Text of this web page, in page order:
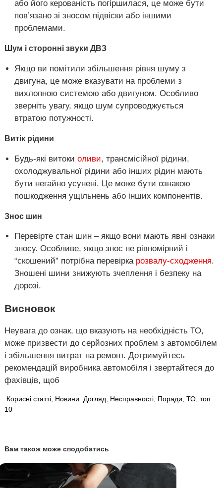
або його керованість погіршилася, це може бути
пов’язано зі зносом підвіски або іншими
проблемами.
Шум і сторонні звуки ДВЗ
Якщо ви помітили збільшення рівня шуму з
двигуна, це може вказувати на проблеми з
вихлопною системою або двигуном. Особливо
зверніть увагу, якщо шум супроводжується
втратою потужності.
Витік рідини
Будь-які витоки оливи, трансмісійної рідини,
охолоджувальної рідини або інших рідин мають
бути негайно усунені. Це може бути ознакою
пошкодження ущільнень або інших компонентів.
Знос шин
Перевірте стан шин – якщо вони мають явні ознаки
зносу. Особливе, якщо знос не рівномірний і
“скошений” потрібна перевірка розвалу-сходження.
Зношені шини знижують зчеплення і безпеку на
дорозі.
Висновок
Неувага до ознак, що вказують на необхідність ТО,
може призвести до серйозних проблем з автомобілем
і збільшення витрат на ремонт. Дотримуйтесь
рекомендацій виробника автомобіля і звертайтеся до
фахівців, щоб
Корисні статті, Новини Догляд Несправності, Поради ТО, топ
10
Вам також може сподобатись